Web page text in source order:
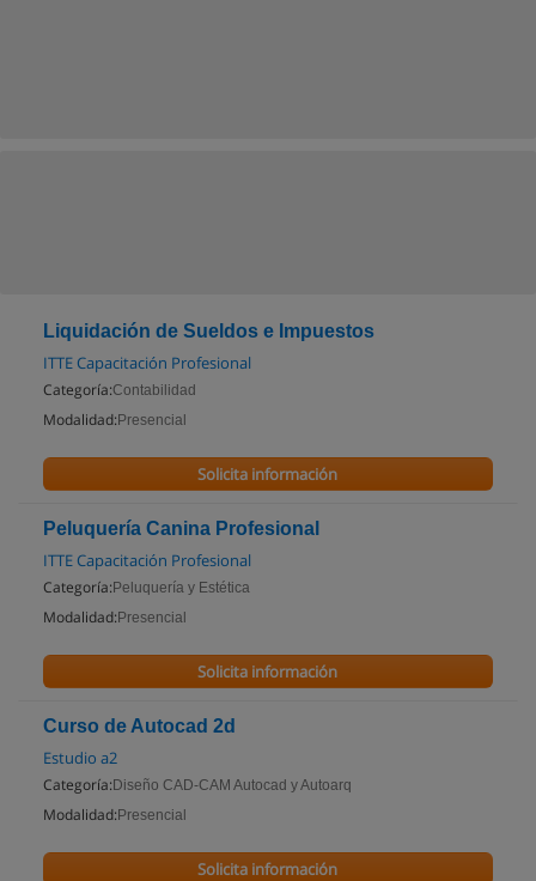
Liquidación de Sueldos e Impuestos
ITTE Capacitación Profesional
Categoría:Contabilidad
Modalidad: Presencial
Solicita información
Peluquería Canina Profesional
ITTE Capacitación Profesional
Categoría: Peluquería y Estética
Modalidad: Presencial
Solicita información
Curso de Autocad 2d
Estudio a2
Categoría: Diseño CAD-CAM Autocad y Autoarq
Modalidad: Presencial
Solicita información